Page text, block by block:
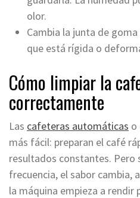
olor.
Cambia la junta de
que está rígida o
Cómo limpiar la
correctamente
Las cafeteras automáticas o
más fácil: preparan el café
resultados constantes. Pero
frecuencia, el sabor cambia,
la máquina empieza a rendir